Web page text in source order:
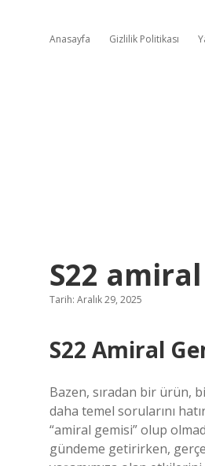
Anasayfa Gizlilik Politikası
S22
Tarih: Aralık 29, 2025
S22 Amiral
Bazen, sıradan bir ürün,
daha temel sorularını
“amiral gemisi” olup
gündeme getirirken,